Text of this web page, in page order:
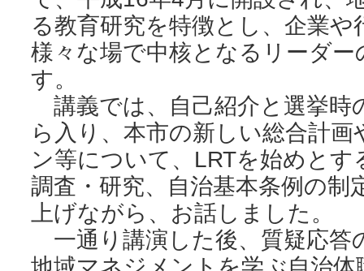
る教育研究を特徴とし、企業
様々な場で中核となるリーダ
す。
講義では、自己紹介と選挙時
ら入り、本市の新しい総合計
ン等について、LRTを始めと
調査・研究、自治基本条例の制
上げながら、お話しました。
一通り講演した後、質疑応答